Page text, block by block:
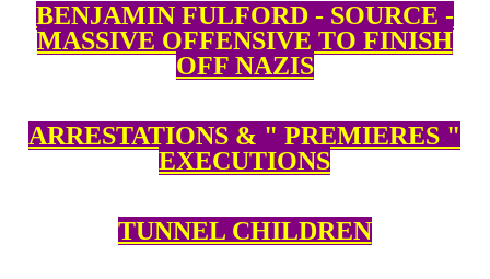
BENJAMIN FULFORD - SOURCE -
MASSIVE OFFENSIVE TO FINISH
OFF NAZIS
ARRESTATIONS & " PREMIERES "
EXECUTIONS
TUNNEL CHILDREN